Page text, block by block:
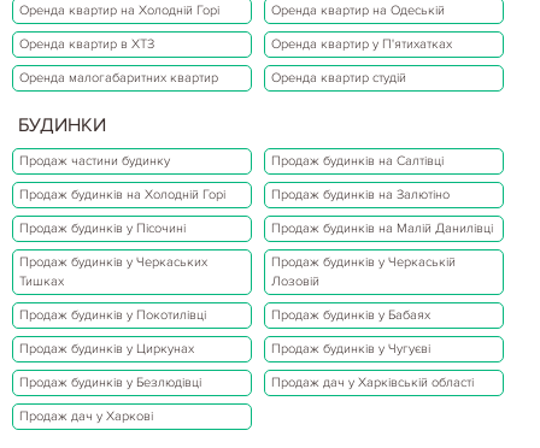
Оренда квартир на Холодній Горі Оренда квартир на Одеській
Оренда квартир в ХТЗ Оренда квартир у П'ятихатках
Оренда малогабаритних квартир Оренда квартир студій
БУДИНКИ
Продаж частини будинку Продаж будинків на Салтівці
Продаж будинків на Холодній Горі Продаж будинків на Залютіно
Продаж будинків у Пісочині Продаж будинків на Малій Данилівці
Продаж будинків у Черкаських
Тишках
Продаж будинків у Черкаській
Лозовій
Продаж будинків у Покотилівці Продаж будинків у Бабаях
Продаж будинків у Циркунах Продаж будинків у Чугуєві
Продаж будинків у Безлюдівці Продаж дач у Харківській області
Продаж дач у Харкові